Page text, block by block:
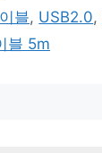
블, USB2.0,
블 5m